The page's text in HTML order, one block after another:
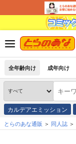
全年齢向け 成年向け
カルデアエミッション
とらのあな通販 同人誌